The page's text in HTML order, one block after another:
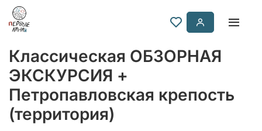
Классическая ОБЗОРНАЯ
ЭКСКУРСИЯ +
Петропавловская крепость
(территория)